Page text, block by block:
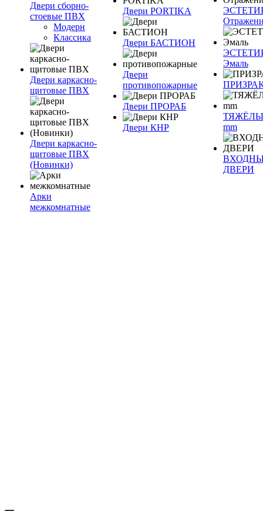
Двери сборно-
стоевые ПВХ
Модерн
Классика
Двери каркасно-
щитовые ПВХ
Двери каркасно-
щитовые ПВХ
(Новинки)
Арки
межкомнатные
Двери PORTIKA
Двери БАСТИОН
Двери
противопожарные
Двери ПРОРАБ
Двери КНР
Эмаль
mm
ДВЕРИ